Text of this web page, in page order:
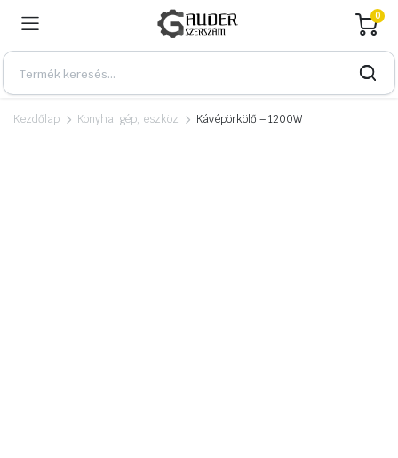
0
Kezdőlap Konyhai gép, eszköz Kávépörkölő – 1200W